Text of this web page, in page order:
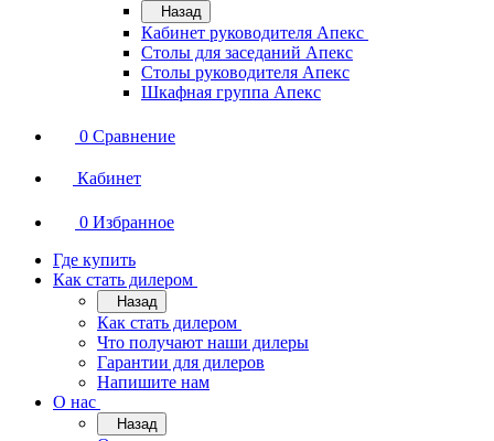
Назад
Кабинет руководителя Апекс
Столы для заседаний Апекс
Столы руководителя Апекс
Шкафная группа Апекс
0 Сравнение
Кабинет
0 Избранное
Где купить
Как стать дилером
Назад
Как стать дилером
Что получают наши дилеры
Гарантии для дилеров
Напишите нам
О нас
Назад